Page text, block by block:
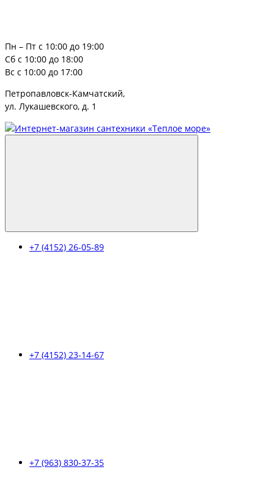
Пн – Пт с 10:00 до 19:00
Сб с 10:00 до 18:00
Вс с 10:00 до 17:00
Петропавловск-Камчатский,
ул. Лукашевского, д. 1
+7 (4152) 26-05-89
+7 (4152) 23-14-67
+7 (963) 830-37-35